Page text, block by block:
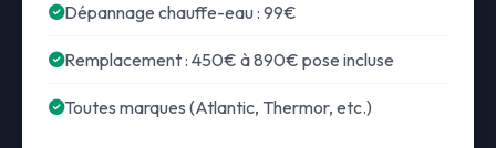
Dépannage chauffe-eau : 99€
Remplacement : 450€ à 890€ pose incluse
Toutes marques (Atlantic, Thermor, etc.)